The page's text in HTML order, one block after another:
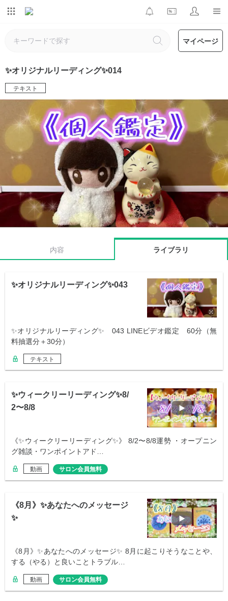
マイページ
✨オリジナルリーディング✨014
テキスト
内容 ライブラリ
✨オリジナルリーディング✨043
✨オリジナルリーディング✨ 043 LINEビデオ鑑定 60分（無
料抽選分＋30分）
テキスト
✨ウィークリーリーディング✨8/
2〜8/8
《✨ウィークリーリーディング✨》 8/2〜8/8運勢 ・オープニン
グ雑談・ワンポイントアド…
動画 サロン会員無料
《8月》✨あなたへのメッセージ
✨
《8月》✨あなたへのメッセージ✨ 8月に起こりそうなことや、
する（やる）と良いことトラブル…
動画 サロン会員無料